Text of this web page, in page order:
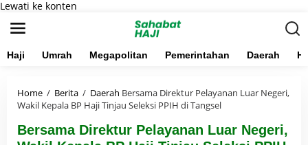
Lewati ke konten
Haji Umrah Megapolitan Pemerintahan Daerah
Home / Berita / Daerah Bersama Direktur Pelayanan Luar Negeri,
Wakil Kepala BP Haji Tinjau Seleksi PPIH di Tangsel
Bersama Direktur Pelayanan Luar Negeri,